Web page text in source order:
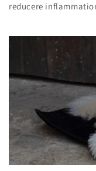
reducere